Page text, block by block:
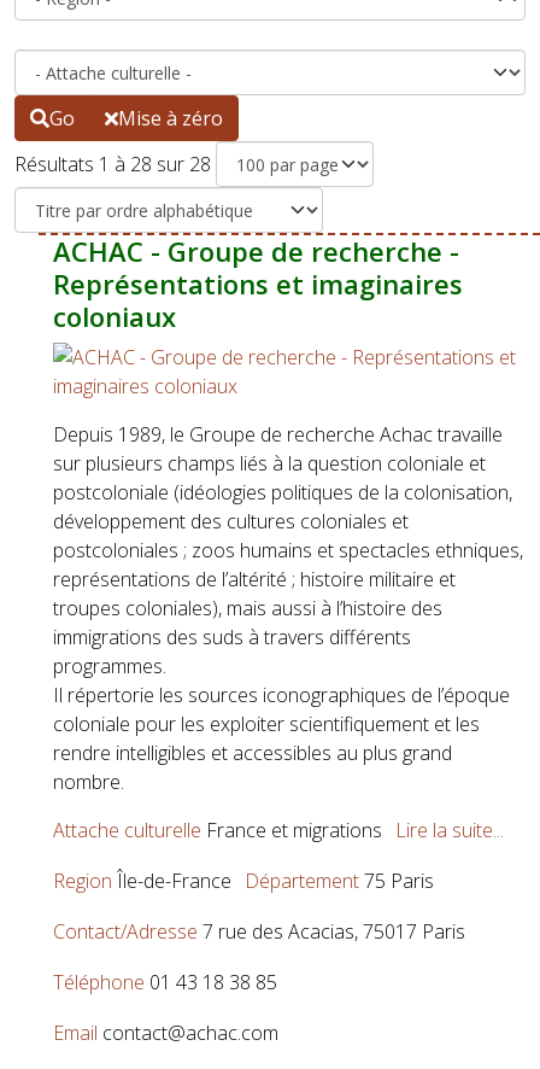
Go
Mise à zéro
Résultats 1 à 28 sur 28
ACHAC - Groupe de recherche -
Représentations et imaginaires
coloniaux
Depuis 1989, le Groupe de recherche Achac travaille
sur plusieurs champs liés à la question coloniale et
postcoloniale (idéologies politiques de la colonisation,
développement des cultures coloniales et
postcoloniales ; zoos humains et spectacles ethniques,
représentations de l’altérité ; histoire militaire et
troupes coloniales), mais aussi à l’histoire des
immigrations des suds à travers différents
programmes.
Il répertorie les sources iconographiques de l’époque
coloniale pour les exploiter scientifiquement et les
rendre intelligibles et accessibles au plus grand
nombre.
Attache culturelle France et migrations
Region Île-de-France Département75 Paris
Contact/Adresse 7 rue des Acacias, 75017 Paris
Téléphone 01 43 18 38 85
Email contact@achac.com
Lire la suite...